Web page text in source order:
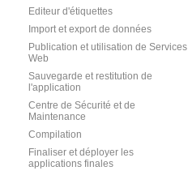
Editeur d'étiquettes
Import et export de données
Publication et utilisation de Services
Web
Sauvegarde et restitution de
l'application
Centre de Sécurité et de
Maintenance
Compilation
Finaliser et déployer les
applications finales